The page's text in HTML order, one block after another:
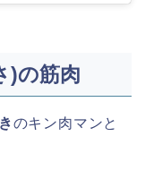
)の筋肉
のキン肉マンと